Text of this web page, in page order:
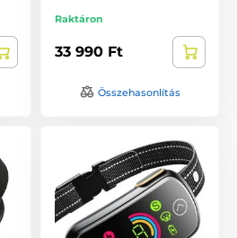
Raktáron
33 990 Ft
Összehasonlítás